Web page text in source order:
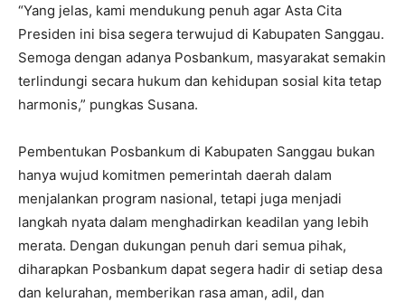
“Yang jelas, kami mendukung penuh agar Asta Cita
Presiden ini bisa segera terwujud di Kabupaten Sanggau.
Semoga dengan adanya Posbankum, masyarakat semakin
terlindungi secara hukum dan kehidupan sosial kita tetap
harmonis,” pungkas Susana.
Pembentukan Posbankum di Kabupaten Sanggau bukan
hanya wujud komitmen pemerintah daerah dalam
menjalankan program nasional, tetapi juga menjadi
langkah nyata dalam menghadirkan keadilan yang lebih
merata. Dengan dukungan penuh dari semua pihak,
diharapkan Posbankum dapat segera hadir di setiap desa
dan kelurahan, memberikan rasa aman, adil, dan